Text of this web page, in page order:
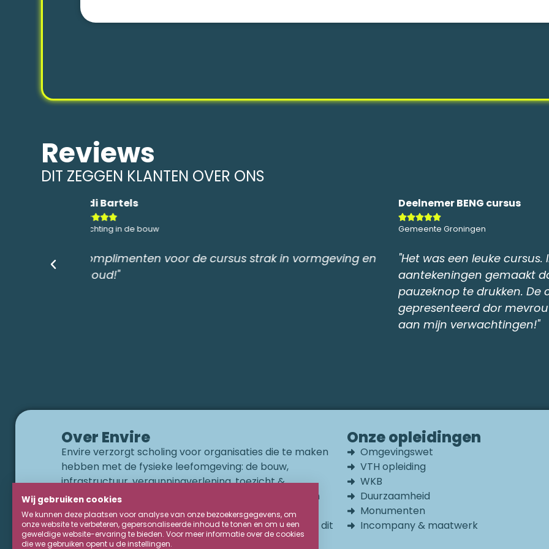
Reviews
DIT ZEGGEN KLANTEN OVER ONS
en
Deelnemer BENG cursus

Gemeente Groningen
"Het was een leuke cursus. Ik heb tussendoor
aantekeningen gemaakt door af en toe op de
Rachel Verstift

YER
"Jullie zijn de toekomst
Over Envire
Envire verzorgt scholing voor organisaties die te maken
hebben met de fysieke leefomgeving: de bouw,
infrastructuur, vergunningverlening, toezicht &
handhaving (VTH), milieu, natuur, cultureel erfgoed en
duurzaamheid. Envire brengt sinds 2021 lesstof en
wetgeving op een stimulerende manier tot leven. Dat dit
aanspreekt is zeker: in onze eerste jaar hebben wij al
Onze opleidingen
Omgevingswet
VTH opleiding
WKB
Duurzaamheid
Monumenten
Incompany & maatwerk
Wij gebruiken cookies
We kunnen deze plaatsen voor analyse van onze bezoekersgegevens, om
onze website te verbeteren, gepersonaliseerde inhoud te tonen en om u een
geweldige website-ervaring te bieden. Voor meer informatie over de cookies
die we gebruiken opent u de instellingen.